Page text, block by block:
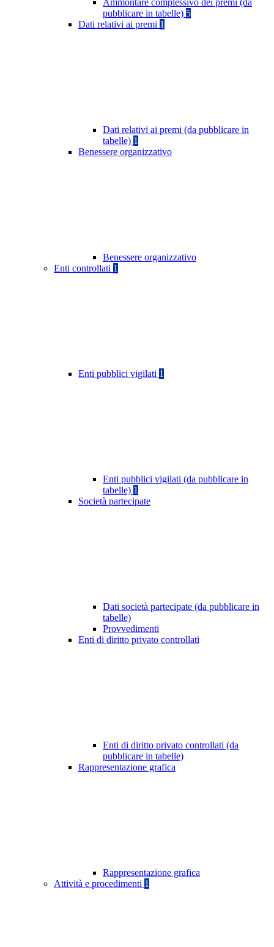
Ammontare complessivo dei premi (da
pubblicare in tabelle) 5
Dati relativi ai premi 1
Dati relativi ai premi (da pubblicare in
tabelle) 1
Benessere organizzativo
Benessere organizzativo
Enti controllati 1
Enti pubblici vigilati 1
Enti pubblici vigilati (da pubblicare in
tabelle) 1
Società partecipate
Dati società partecipate (da pubblicare in
tabelle)
Provvedimenti
Enti di diritto privato controllati
Enti di diritto privato controllati (da
pubblicare in tabelle)
Rappresentazione grafica
Rappresentazione grafica
Attività e procedimenti 1